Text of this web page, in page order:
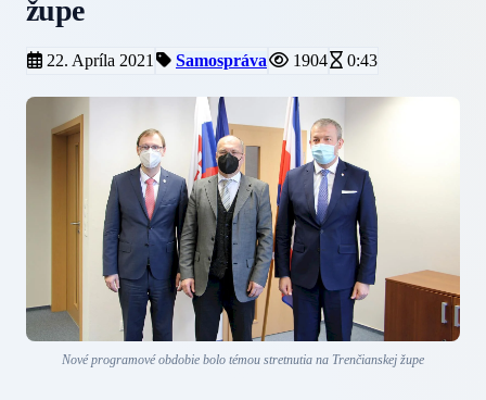
župe
22. Apríla 2021 Samospráva 1904 0:43
Nové programové obdobie bolo témou stretnutia na Trenčianskej župe